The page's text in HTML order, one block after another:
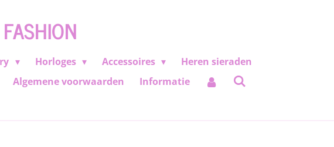
Horloges Accessoires
Heren sieraden
Algemene voorwaarden Informatie